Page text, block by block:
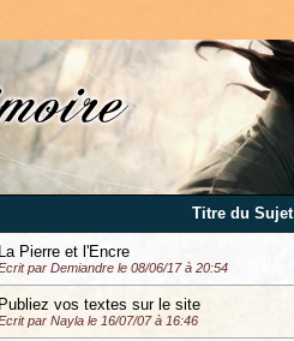
Titre du Sujet
La Pierre et l'Encre
par Demiandre le 08/06/17 à 20:54
Publiez vos textes sur le site
par Nayla le 16/07/07 à 16:46